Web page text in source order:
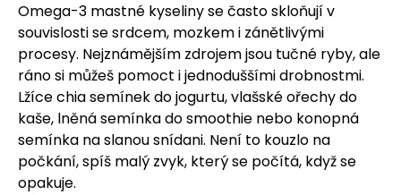
Omega-3 mastné kyseliny se často skloňují v
souvislosti se srdcem, mozkem i zánětlivými
procesy. Nejznámějším zdrojem jsou tučné ryby, ale
ráno si můžeš pomoct i jednoduššími drobnostmi.
Lžíce chia semínek do jogurtu, vlašské ořechy do
kaše, lněná semínka do smoothie nebo konopná
semínka na slanou snídani. Není to kouzlo na
počkání, spíš malý zvyk, který se počítá, když se
opakuje.